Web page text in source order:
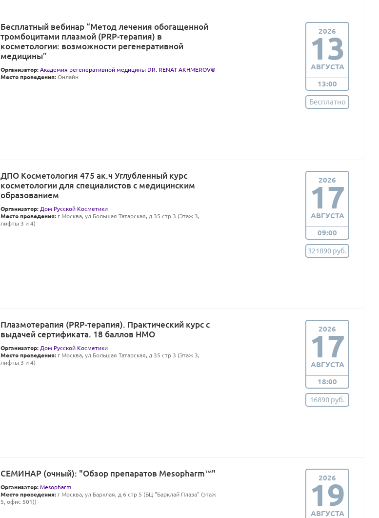
Бесплатный вебинар “Метод лечения обогащенной
тромбоцитами плазмой (PRP-терапия) в
косметологии: возможности регенеративной
медицины”
Организатор: Академия регенеративной медицины DR. RENAT AKHMEROV®
Место проведения: Онлайн
2026
13
АВГУСТА
13:00
Бесплатно
ДПО Косметология 475 ак.ч Углубленный курс
косметологии для специалистов с медицинским
образованием
Организатор: Дом Русской Косметики
Место проведения: г Москва, ул Большая Татарская, д 35 стр 3 (Этаж 3,
лифты 3 и 4)
2026
17
АВГУСТА
09:00
321890 руб.
Плазмoтерапия (PRP-терапия). Практический курс с
выдачей сертификата. 18 баллов НМО
Организатор: Дом Русской Косметики
Место проведения: г Москва, ул Большая Татарская, д 35 стр 3 (Этаж 3,
лифты 3 и 4)
2026
17
АВГУСТА
18:00
16890 руб.
СЕМИНАР (очный): "Обзор препаратов Mesopharm™"
Организатор: Mesopharm
Место проведения: г Москва, ул Барклая, д 6 стр 5 (БЦ "Барклай Плаза" (этаж
5, офис 501))
2026
19
АВГУСТА